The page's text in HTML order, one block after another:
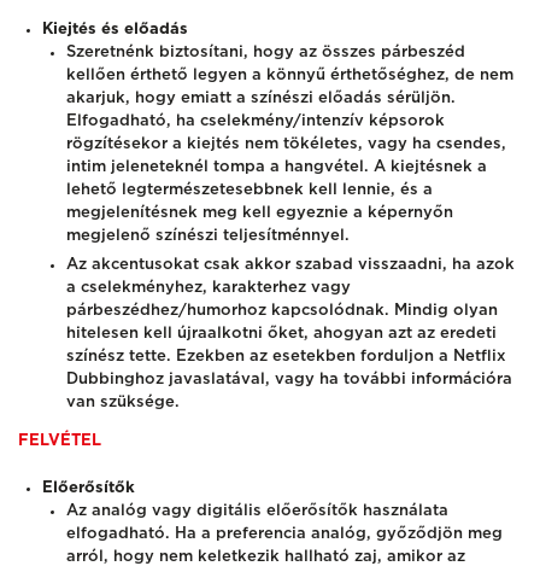
Kiejtés és előadás
Szeretnénk biztosítani, hogy az összes párbeszéd
kellően érthető legyen a könnyű érthetőséghez, de nem
akarjuk, hogy emiatt a színészi előadás sérüljön.
Elfogadható, ha cselekmény/intenzív képsorok
rögzítésekor a kiejtés nem tökéletes, vagy ha csendes,
intim jeleneteknél tompa a hangvétel. A kiejtésnek a
lehető legtermészetesebbnek kell lennie, és a
megjelenítésnek meg kell egyeznie a képernyőn
megjelenő színészi teljesítménnyel.
Az akcentusokat csak akkor szabad visszaadni, ha azok
a cselekményhez, karakterhez vagy
párbeszédhez/humorhoz kapcsolódnak. Mindig olyan
hitelesen kell újraalkotni őket, ahogyan azt az eredeti
színész tette. Ezekben az esetekben forduljon a Netflix
Dubbinghoz javaslatával, vagy ha további információra
van szüksége.
FELVÉTEL
Előerősítők
Az analóg vagy digitális előerősítők használata
elfogadható. Ha a preferencia analóg, győződjön meg
arról, hogy nem keletkezik hallható zaj, amikor az